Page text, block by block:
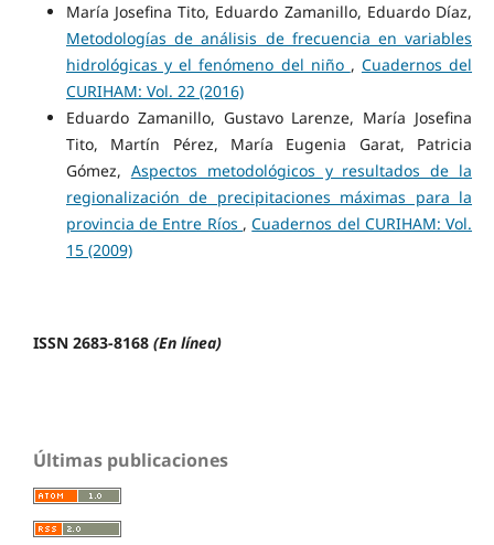
María Josefina Tito, Eduardo Zamanillo, Eduardo Díaz,
Metodologías de análisis de frecuencia en variables
hidrológicas y el fenómeno del niño , Cuadernos del
CURIHAM: Vol. 22 (2016)
Eduardo Zamanillo, Gustavo Larenze, María Josefina
Tito, Martín Pérez, María Eugenia Garat, Patricia
Gómez, Aspectos metodológicos y resultados de la
regionalización de precipitaciones máximas para la
provincia de Entre Ríos ,Cuadernos del CURIHAM: Vol.
15 (2009)
ISSN 2683-8168 (En línea)
Últimas publicaciones